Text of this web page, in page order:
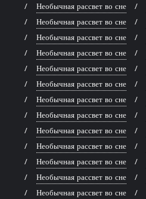
Необычная рассвет во сне
Необычная рассвет во сне
Необычная рассвет во сне
Необычная рассвет во сне
Необычная рассвет во сне
Необычная рассвет во сне
Необычная рассвет во сне
Необычная рассвет во сне
Необычная рассвет во сне
Необычная рассвет во сне
Необычная рассвет во сне
Необычная рассвет во сне
Необычная рассвет во сне